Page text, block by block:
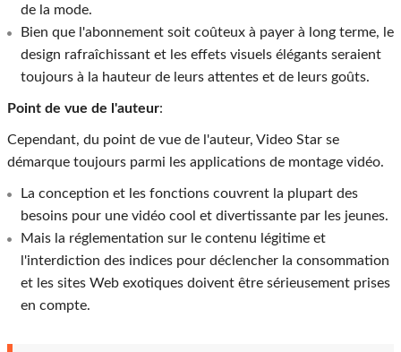
de la mode.
Bien que l'abonnement soit coûteux à payer à long terme, le
design rafraîchissant et les effets visuels élégants seraient
toujours à la hauteur de leurs attentes et de leurs goûts.
Point de vue de l'auteur:
Cependant, du point de vue de l'auteur, Video Star se
démarque toujours parmi les applications de montage vidéo.
La conception et les fonctions couvrent la plupart des
besoins pour une vidéo cool et divertissante par les jeunes.
Mais la réglementation sur le contenu légitime et
l'interdiction des indices pour déclencher la consommation
et les sites Web exotiques doivent être sérieusement prises
en compte.